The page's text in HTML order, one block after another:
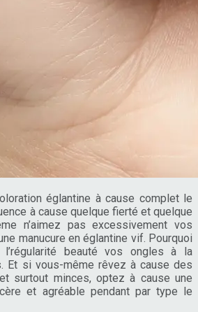
églantine à cause complet le
à cause quelque fierté et quelque
n’aimez pas excessivement vos
manucure en églantine vif. Pourquoi
l’régularité beauté vos ongles à la
Et si vous-même rêvez à cause des
surtout minces, optez à cause une
et agréable pendant par type le